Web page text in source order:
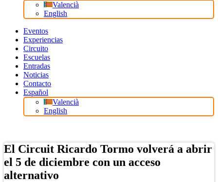
Valencià
English
Eventos
Experiencias
Circuito
Escuelas
Entradas
Noticias
Contacto
Español
Valencià
English
El Circuit Ricardo Tormo volverá a abrir
el 5 de diciembre con un acceso
alternativo